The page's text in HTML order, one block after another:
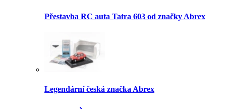
Přestavba RC auta Tatra 603 od značky Abrex
Legendární česká značka Abrex